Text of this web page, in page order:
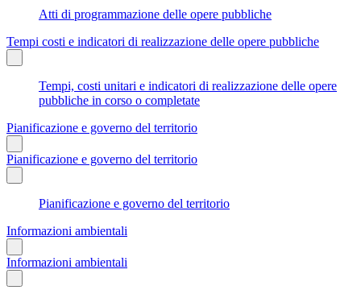
Atti di programmazione delle opere pubbliche
Tempi costi e indicatori di realizzazione delle opere pubbliche
Tempi, costi unitari e indicatori di realizzazione delle opere
pubbliche in corso o completate
Pianificazione e governo del territorio
Pianificazione e governo del territorio
Pianificazione e governo del territorio
Informazioni ambientali
Informazioni ambientali